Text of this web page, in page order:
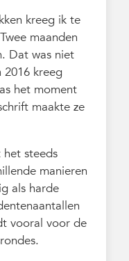
kreeg ik te
maanden
Dat was niet
kreeg
het moment
maakte ze
steeds
manieren
als harde
vooral voor de